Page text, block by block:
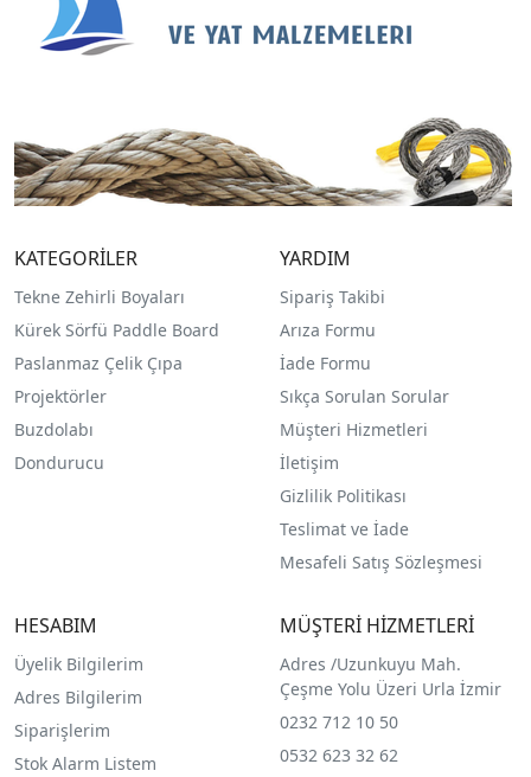
KATEGORİLER
Tekne Zehirli Boyaları
Kürek Sörfü Paddle Board
Paslanmaz Çelik Çıpa
Projektörler
Buzdolabı
Dondurucu
YARDIM
Sipariş Takibi
Arıza Formu
İade Formu
Sıkça Sorulan Sorular
Müşteri Hizmetleri
İletişim
Gizlilik Politikası
Teslimat ve İade
Mesafeli Satış Sözleşmesi
HESABIM
Üyelik Bilgilerim
Adres Bilgilerim
Siparişlerim
Stok Alarm Listem
MÜŞTERİ HİZMETLERİ
Adres /Uzunkuyu Mah.
Çeşme Yolu Üzeri Urla İzmir
0232 712 10 50
0532 623 32 62